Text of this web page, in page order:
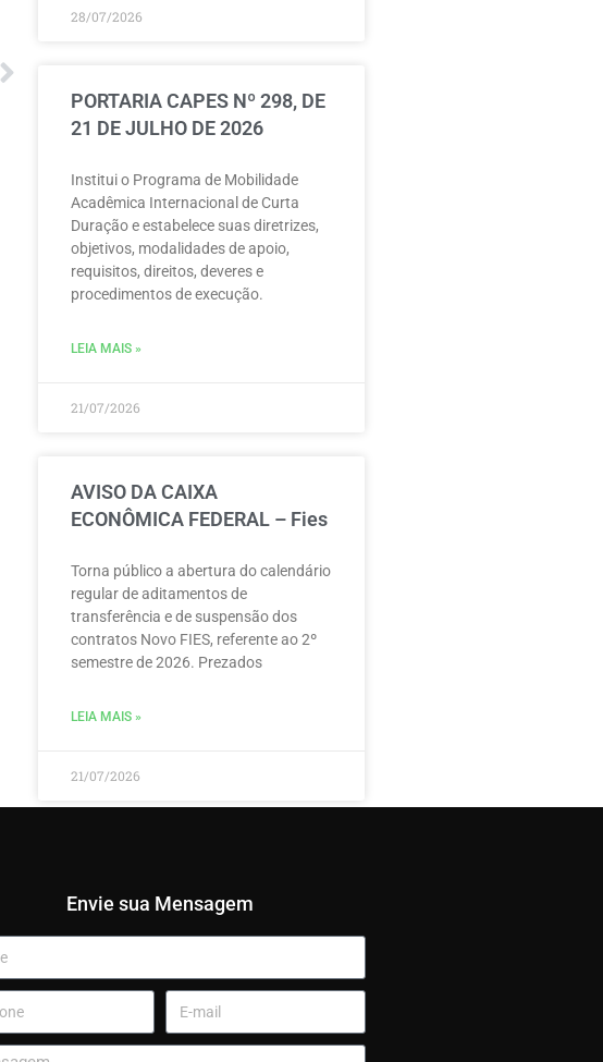
28/07/2026
PORTARIA CAPES Nº 298, DE
21 DE JULHO DE 2026
Institui o Programa de Mobilidade
Acadêmica Internacional de Curta
Duração e estabelece suas diretrizes,
objetivos, modalidades de apoio,
requisitos, direitos, deveres e
procedimentos de execução.
LEIA MAIS »
21/07/2026
AVISO DA CAIXA
ECONÔMICA FEDERAL – Fies
Torna público a abertura do calendário
regular de aditamentos de
transferência e de suspensão dos
contratos Novo FIES, referente ao 2º
semestre de 2026. Prezados
LEIA MAIS »
21/07/2026
Envie sua Mensagem